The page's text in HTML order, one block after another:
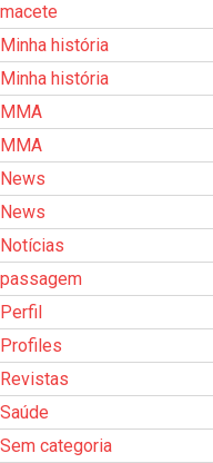
macete
Minha história
Minha história
MMA
MMA
News
News
Notícias
passagem
Perfil
Profiles
Revistas
Saúde
Sem categoria